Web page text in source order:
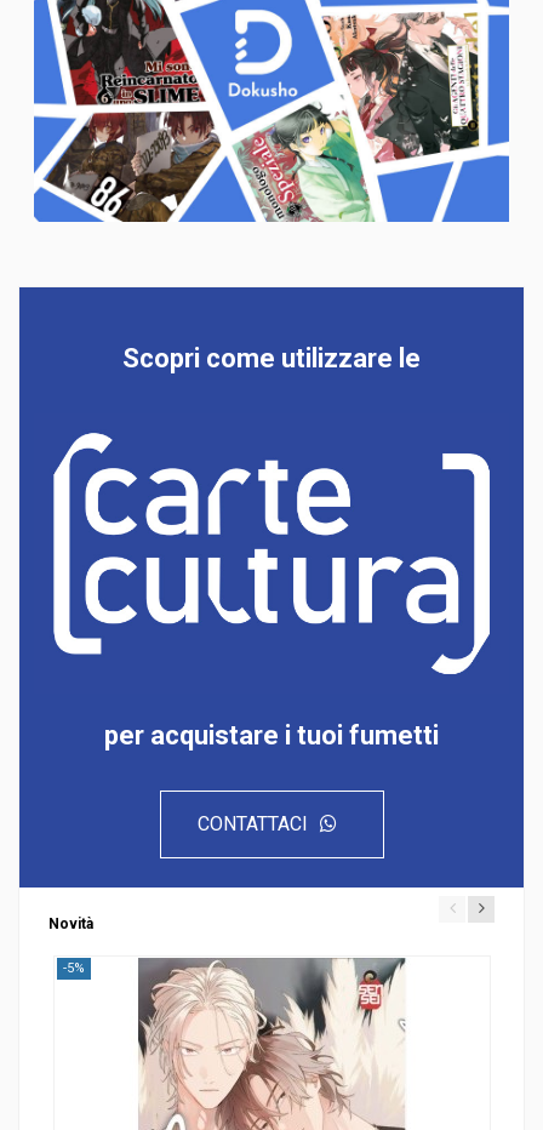
Scopri come utilizzare le
per acquistare i tuoi fumetti
CONTATTACI
Novità
-5%